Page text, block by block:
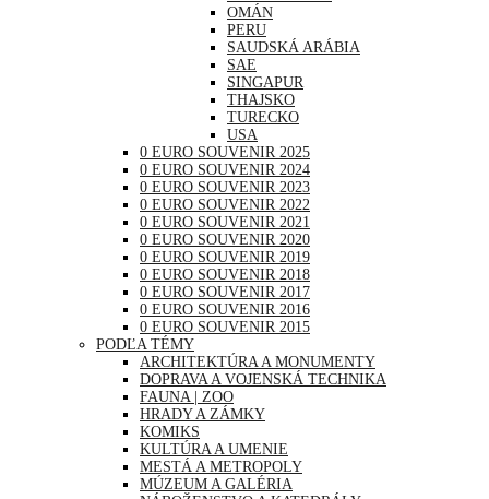
OMÁN
PERU
SAUDSKÁ ARÁBIA
SAE
SINGAPUR
THAJSKO
TURECKO
USA
0 EURO SOUVENIR 2025
0 EURO SOUVENIR 2024
0 EURO SOUVENIR 2023
0 EURO SOUVENIR 2022
0 EURO SOUVENIR 2021
0 EURO SOUVENIR 2020
0 EURO SOUVENIR 2019
0 EURO SOUVENIR 2018
0 EURO SOUVENIR 2017
0 EURO SOUVENIR 2016
0 EURO SOUVENIR 2015
PODĽA TÉMY
ARCHITEKTÚRA A MONUMENTY
DOPRAVA A VOJENSKÁ TECHNIKA
FAUNA | ZOO
HRADY A ZÁMKY
KOMIKS
KULTÚRA A UMENIE
MESTÁ A METROPOLY
MÚZEUM A GALÉRIA